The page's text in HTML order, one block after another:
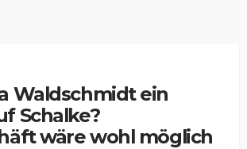
Waldschmidt ein
Schalke?
wäre wohl möglich